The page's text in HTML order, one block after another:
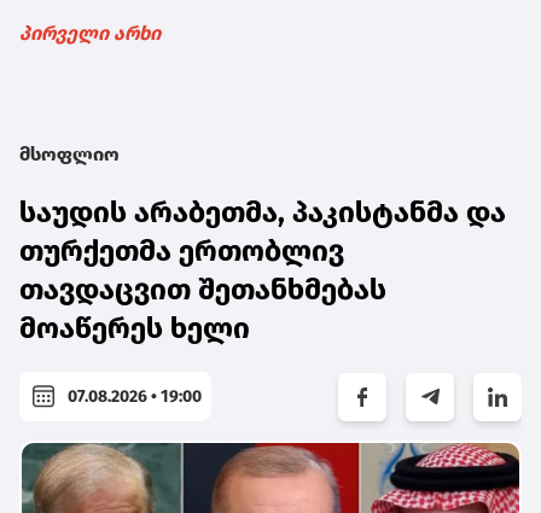
პირველი არხი
მსოფლიო
საუდის არაბეთმა, პაკისტანმა და
თურქეთმა ერთობლივ
თავდაცვით შეთანხმებას
მოაწერეს ხელი
07.08.2026 • 19:00